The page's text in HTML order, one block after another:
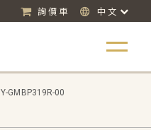
詢價車 中文
Y-GMBP319R-00